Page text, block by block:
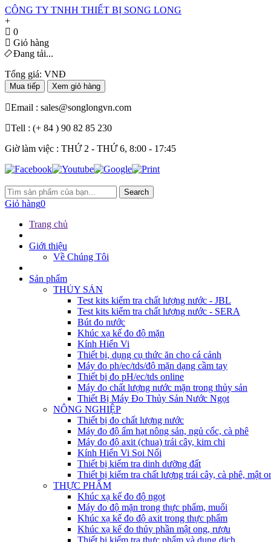
CÔNG TY TNHH THIẾT BỊ SONG LONG
+
0
Giỏ hàng
Đang tải...
Tổng giá: VNĐ
Mua tiếp Xem giỏ hàng
Email : sales@songlongvn.com
Tell : (+ 84 ) 90 82 85 230
Giờ làm việc : THỨ 2 - THỨ 6, 8:00 - 17:45
Search
Giỏ hàng0
Trang chủ
Giới thiệu
Về Chúng Tôi
Sản phẩm
THỦY SẢN
Test kits kiểm tra chất lượng nước - JBL
Test kits kiểm tra chất lượng nước - SERA
Bút đo nước
Khúc xạ kế đo độ mặn
Kính Hiển Vi
Thiết bị, dụng cụ thức ăn cho cá cảnh
Máy đo ph/ec/tds/độ mặn dạng cầm tay
Thiết bị đo pH/ec/tds online
Máy đo chất lượng nước mặn trong thủy sản
Thiết Bị Máy Đo Thủy Sản Nước Ngọt
NÔNG NGHIỆP
Thiết bị đo chất lượng nước
Máy đo độ ẩm hạt nông sản, ngủ cốc, cà phê
Máy đo độ axit (chua) trái cây, kim chi
Kính Hiển Vi Soi Nổi
Thiết bị kiểm tra dinh dưỡng đất
Thiết bị kiểm tra chất lượng trái cây, cà phê, mật
THỰC PHẨM
Khúc xạ kế đo độ ngọt
Máy đo độ mặn trong thực phẩm, muối
Khúc xạ kế đo độ axit trong thực phẩm
Khúc xạ kế đo thủy phần mật ong, rượu
Thiết bị kiểm tra thực phẩm và dung dịch